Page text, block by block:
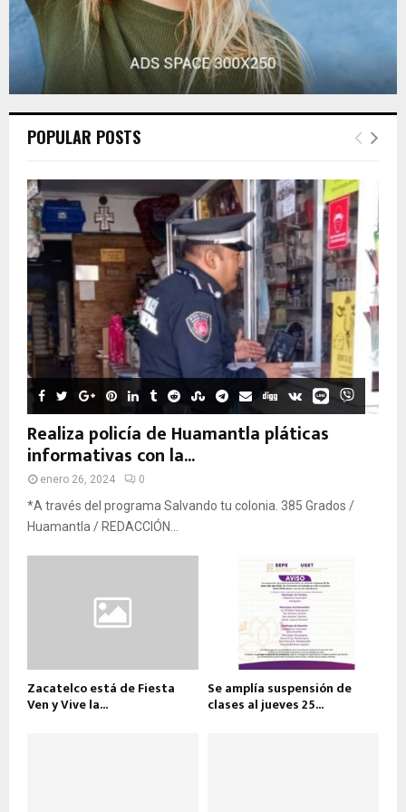
POPULAR POSTS
Realiza policía de Huamantla pláticas
informativas con la...
enero 26, 2024 0
*A través del programa Salvando tu colonia. 385 Grados /
Huamantla / REDACCIÓN...
Zacatelco está de Fiesta
Ven y Vive la...
Se amplía suspensión de
clases al jueves 25...